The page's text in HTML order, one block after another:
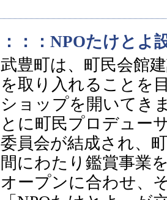
：：：NPOたけとよ
武豊町は、町民会館
を取り入れることを
ショップを開いてき
とに町民プロデュー
委員会が結成され、
間にわたり鑑賞事業
オープンに合わせ、